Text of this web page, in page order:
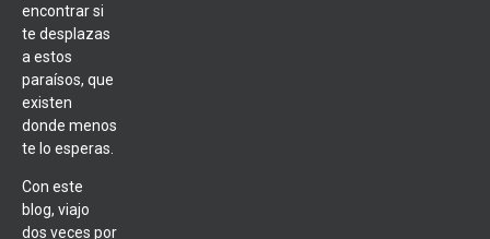
encontrar si
te desplazas
a estos
paraísos, que
existen
donde menos
te lo esperas.
Con este
blog, viajo
dos veces por